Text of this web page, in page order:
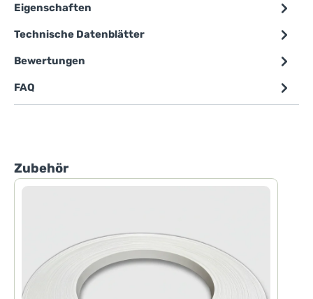
Eigenschaften
Technische Datenblätter
Bewertungen
FAQ
Produktgalerie überspringen
Zubehör